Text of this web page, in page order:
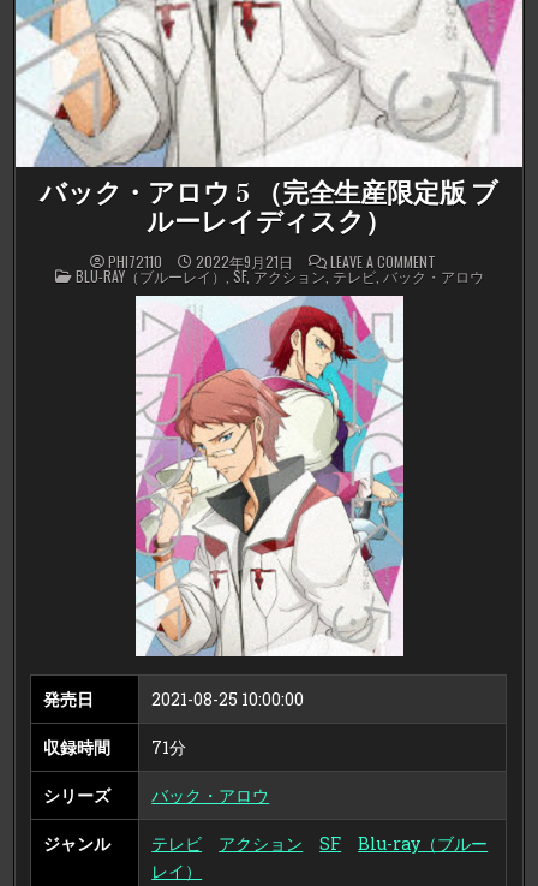
バック・アロウ 5 （完全生産限定版 ブ
ルーレイディスク）
PHI72110 2022年9月21日 LEAVE A COMMENT
バ
ッ
POSTED
IN
BLU-RAY（ブルーレイ）, SF,アクション,テレビ,バック・アロウ
発売日 2021-08-25 10:00:00
収録時間 71分
シリーズ バック・アロウ
ジャンル テレビ アクション SF
Blu-ray（ブルー
レイ）